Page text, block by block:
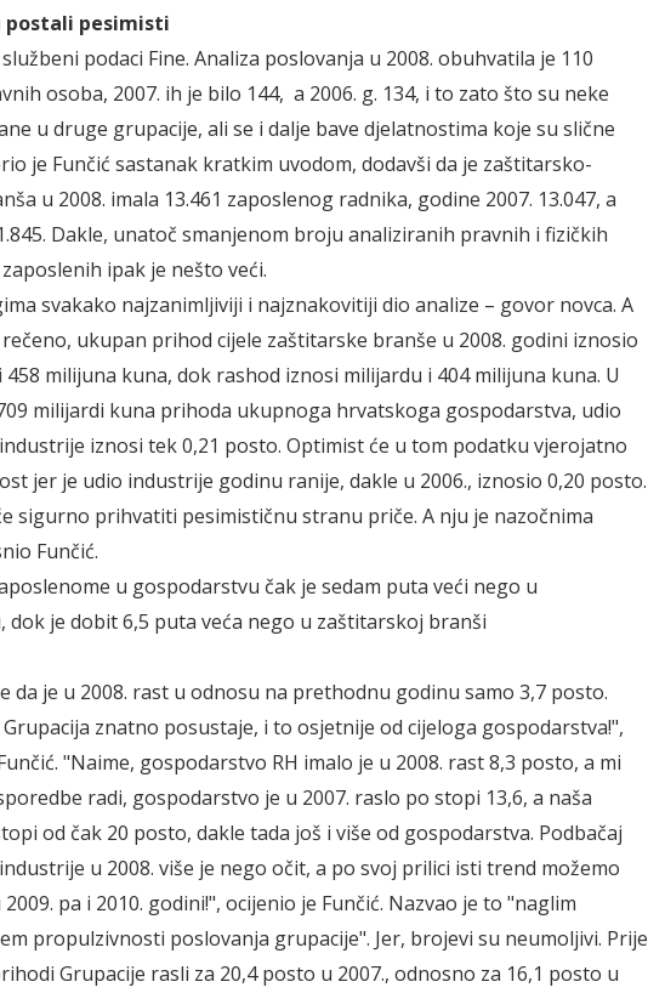
postali pesimisti
podaci Fine. Analiza poslovanja u 2008. obuhvatila je 110
osoba, 2007. ih je bilo 144, a 2006. g. 134, i to zato što su neke
u druge grupacije, ali se i dalje bave djelatnostima koje su slične
je Funčić sastanak kratkim uvodom, dodavši da je zaštitarsko-
u 2008. imala 13.461 zaposlenog radnika, godine 2007. 13.047, a
Dakle, unatoč smanjenom broju analiziranih pravnih i fizičkih
ipak je nešto veći.
svakako najzanimljiviji i najznakovitiji dio analize – govor novca. A
ukupan prihod cijele zaštitarske branše u 2008. godini iznosio
458 milijuna kuna, dok rashod iznosi milijardu i 404 milijuna kuna. U
milijardi kuna prihoda ukupnoga hrvatskoga gospodarstva, udio
iznosi tek 0,21 posto. Optimist će u tom podatku vjerojatno
jer je udio industrije godinu ranije, dakle u 2006., iznosio 0,20 posto.
sigurno prihvatiti pesimističnu stranu priče. A nju je nazočnima
Funčić.
u gospodarstvu čak je sedam puta veći nego u
dok je dobit 6,5 puta veća nego u zaštitarskoj branši
da je u 2008. rast u odnosu na prethodnu godinu samo 3,7 posto.
Grupacija znatno posustaje, i to osjetnije od cijeloga gospodarstva!",
"Naime, gospodarstvo RH imalo je u 2008. rast 8,3 posto, a mi
radi, gospodarstvo je u 2007. raslo po stopi 13,6, a naša
od čak 20 posto, dakle tada još i više od gospodarstva. Podbačaj
u 2008. više je nego očit, a po svoj prilici isti trend možemo
pa i 2010. godini!", ocijenio je Funčić. Nazvao je to "naglim
propulzivnosti poslovanja grupacije". Jer, brojevi su neumoljivi. Prije
Grupacije rasli za 20,4 posto u 2007., odnosno za 16,1 posto u